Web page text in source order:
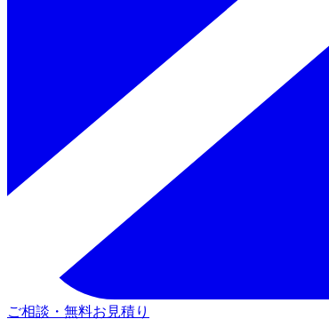
ご相談・無料お見積り